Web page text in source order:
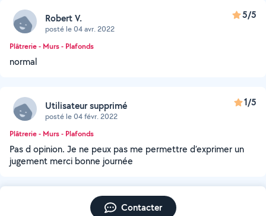
Robert V.
posté le 04 avr. 2022
5/5
Plâtrerie - Murs - Plafonds
normal
Utilisateur supprimé
posté le 04 févr. 2022
1/5
Plâtrerie - Murs - Plafonds
Pas d opinion. Je ne peux pas me permettre d’exprimer un
jugement merci bonne journée
Contacter